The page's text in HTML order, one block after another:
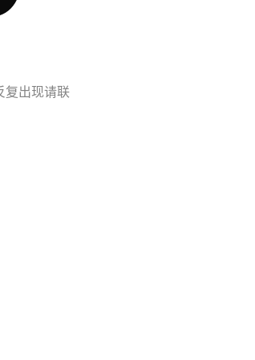
复出现请联